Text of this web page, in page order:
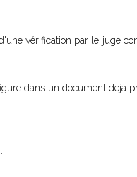
vérification par le juge
dans un document déjà